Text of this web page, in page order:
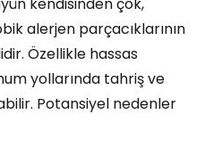
kendisinden çok,
alerjen parçacıklarının
Özellikle hassas
yollarında tahriş ve
Potansiyel nedenler